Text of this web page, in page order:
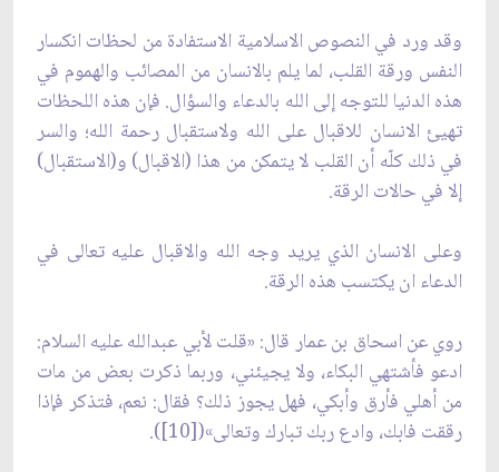
وقد ورد في النصوص الاسلامية الاستفادة من لحظات انكسار
النفس ورقة القلب، لما يلم بالانسان من المصائب والهموم في
هذه الدنيا للتوجه إلى الله بالدعاء والسؤال. فإن هذه اللحظات
تهيئ الانسان للاقبال على الله ولاستقبال رحمة الله؛ والسر
في ذلك كلّه أن القلب لا يتمكن من هذا (الاقبال) و(الاستقبال)
إلا في حالات الرقة.
وعلى الانسان الذي يريد وجه الله والاقبال عليه تعالى في
الدعاء ان يكتسب هذه الرقة.
روي عن اسحاق بن عمار قال: «قلت لأبي عبدالله عليه السلام:
ادعو فأشتهي البكاء، ولا يجيئني، وربما ذكرت بعض من مات
من أهلي فأرق وأبكي، فهل يجوز ذلك؟ فقال: نعم، فتذكر فإذا
رققت فابك، وادع ربك تبارك وتعالى»([10]).